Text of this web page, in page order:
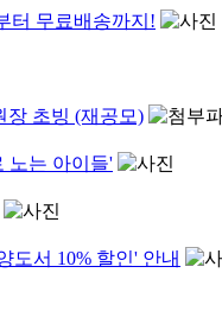
터 무료배송까지!
장 초빙 (재공모)
노는 아이들'
도서 10% 할인' 안내